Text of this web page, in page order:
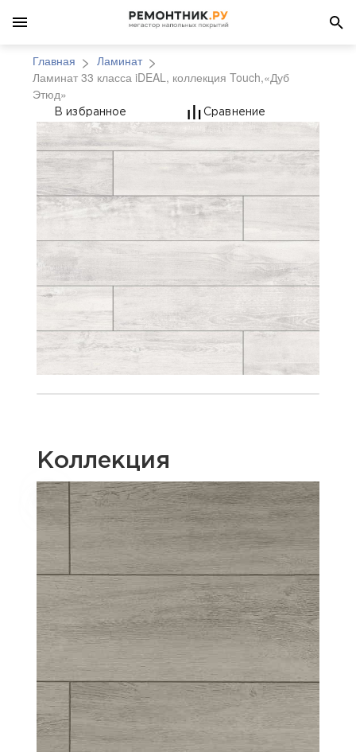
Главная
Ламинат
Ламинат 33 класса iDEAL, коллекция Touch,«Дуб
Этюд»
Ламинат 33 класса
В избранное Сравнение
Коллекция